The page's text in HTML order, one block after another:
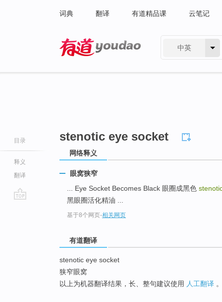
词典 翻译 有道精品课 云笔记
中英
目录
释义
翻译
stenotic eye socket
网络释义
眼窝狭窄
... Eye Socket Becomes Black 眼圈成黑色
黑眼圈活化精油 ...
基于8个网页-相关网页
有道翻译
stenotic eye socket
狭窄眼窝
以上为机器翻译结果，长、整句建议使用 人工翻译